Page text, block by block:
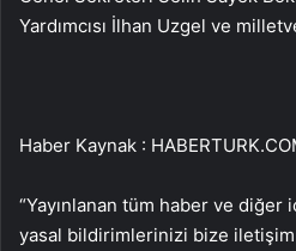
Yardımcısı İlhan Uzgel ve
Haber Kaynak :
“Yayınlanan tüm haber ve
yasal bildirimlerinizi bize